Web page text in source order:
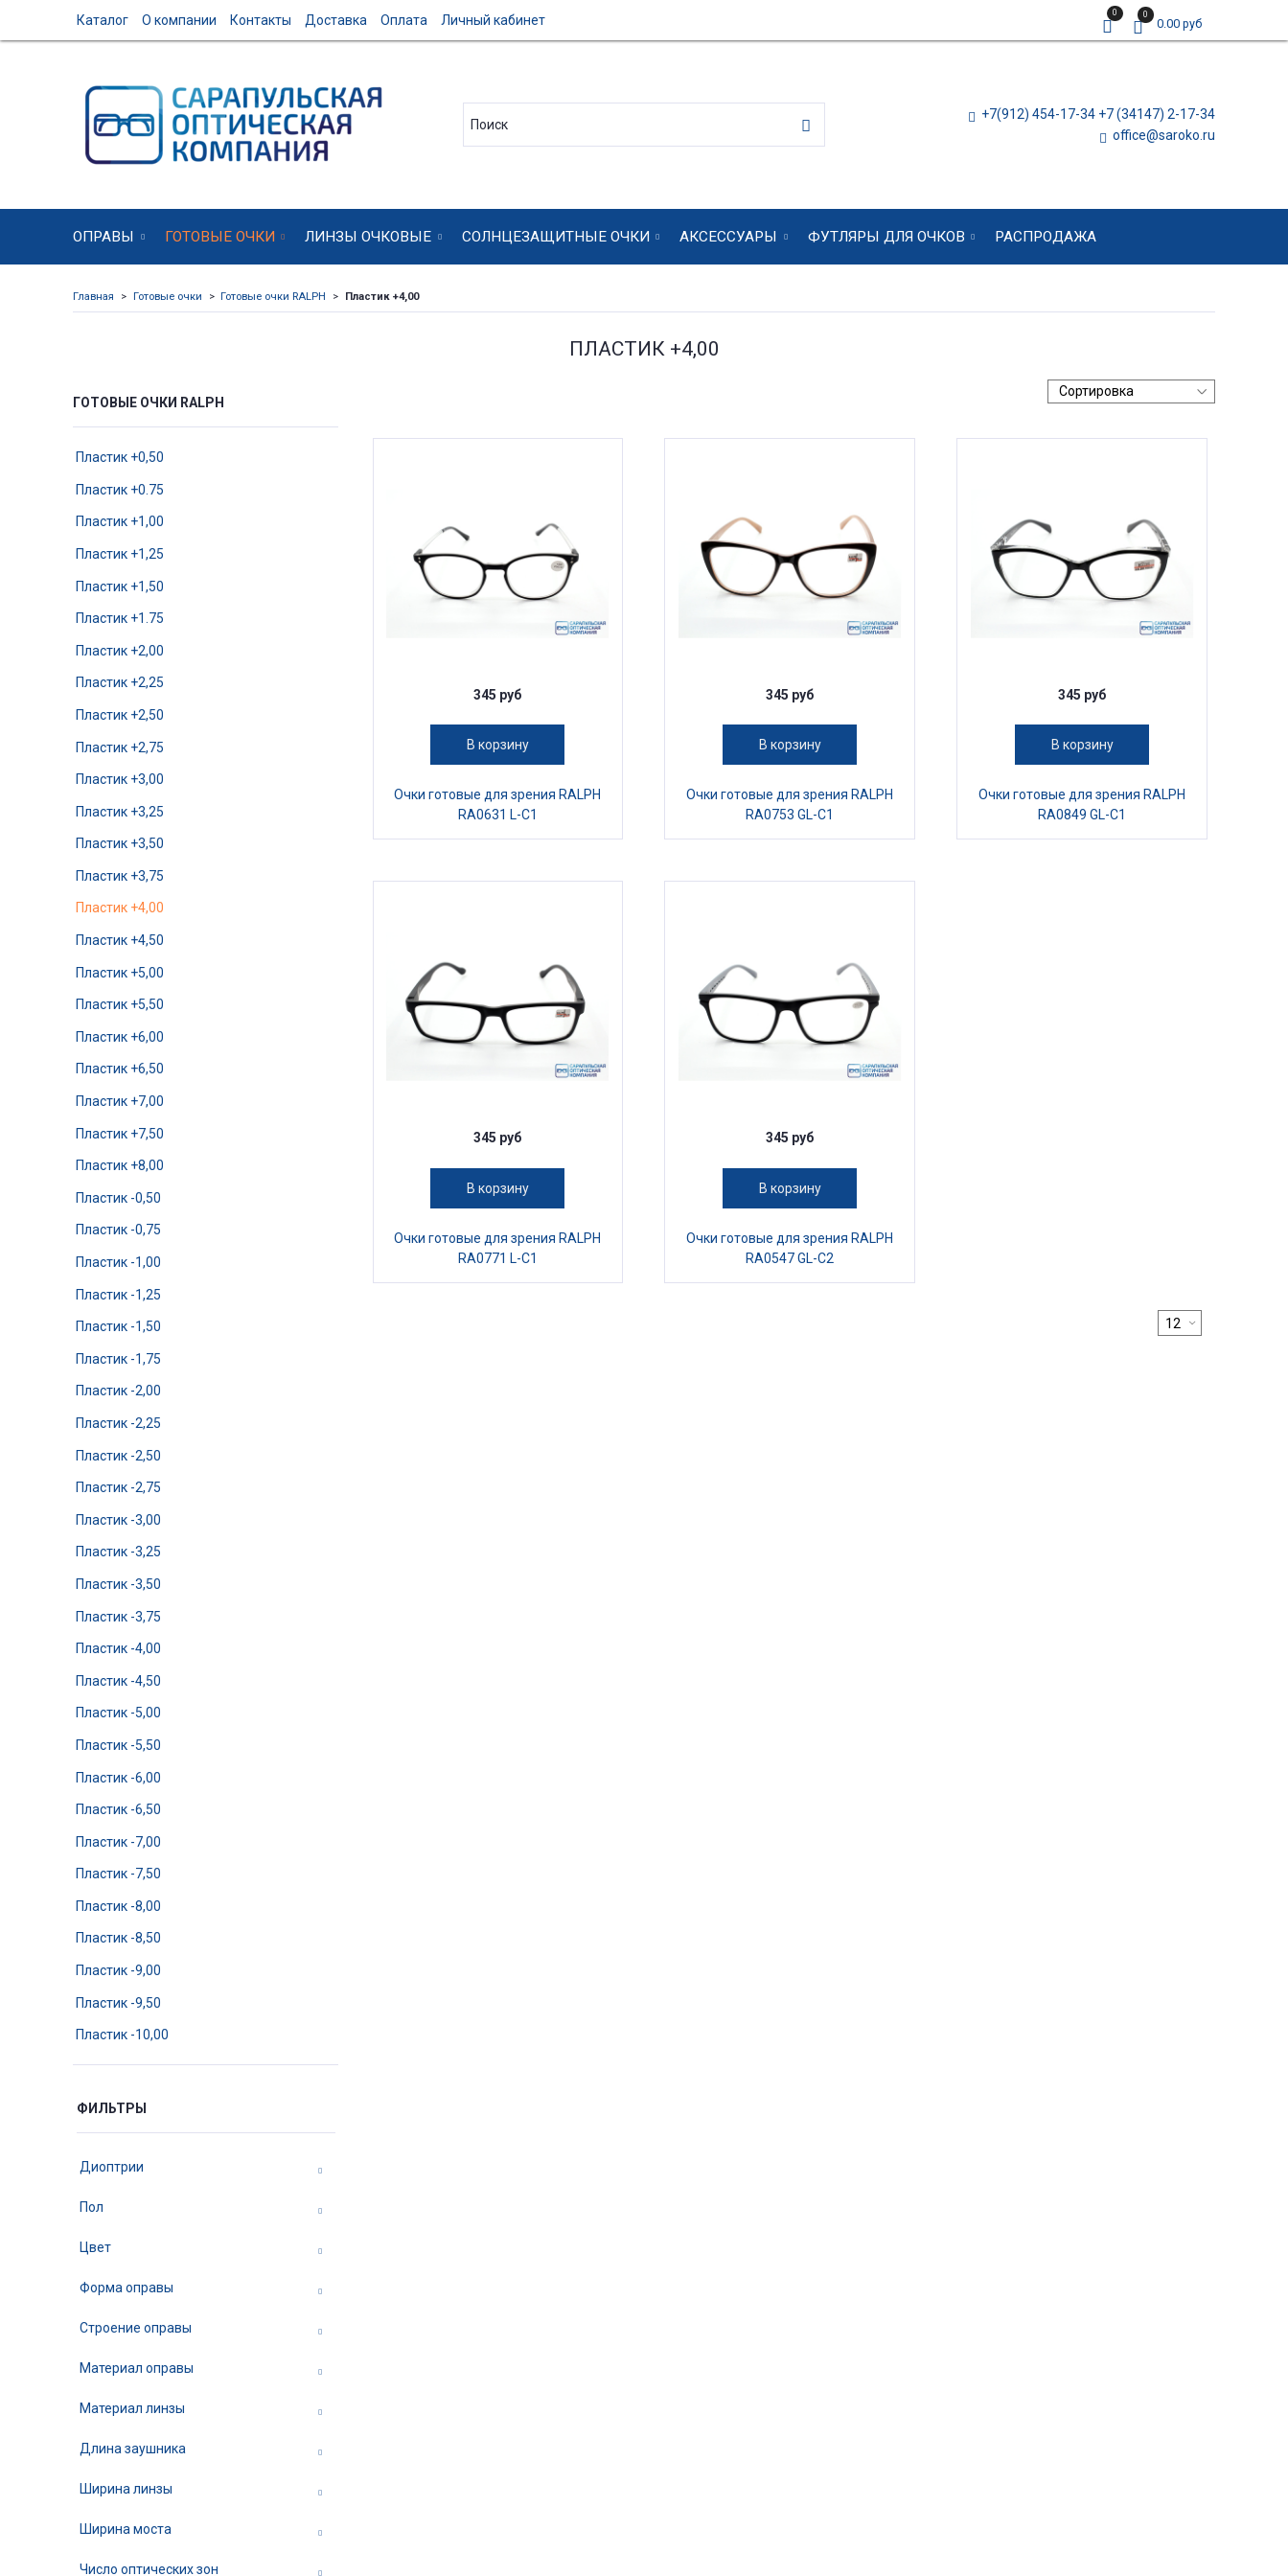
Каталог О компании Контакты Доставка Оплата Личный кабинет 0 0
0.00 руб
+7(912) 454-17-34 +7 (34147) 2-17-34
office@saroko.ru
ОПРАВЫ ГОТОВЫЕ ОЧКИ ЛИНЗЫ ОЧКОВЫЕ СОЛНЦЕЗАЩИТНЫЕ ОЧКИ АКСЕССУАРЫ ФУТЛЯРЫ ДЛЯ ОЧКОВ РАСПРОДАЖА
Главная Готовые очки Готовые очки RALPH Пластик +4,00
ПЛАСТИК +4,00
345 руб
В корзину
Очки готовые для зрения RALPH
RA0631 L-C1
345 руб
В корзину
Очки готовые для зрения RALPH
RA0753 GL-C1
345 руб
В корзину
Очки готовые для зрения RALPH
RA0849 GL-C1
345 руб
В корзину
Очки готовые для зрения RALPH
RA0771 L-C1
345 руб
В корзину
Очки готовые для зрения RALPH
RA0547 GL-C2
ГОТОВЫЕ ОЧКИ RALPH
Пластик +0,50
Пластик +0.75
Пластик +1,00
Пластик +1,25
Пластик +1,50
Пластик +1.75
Пластик +2,00
Пластик +2,25
Пластик +2,50
Пластик +2,75
Пластик +3,00
Пластик +3,25
Пластик +3,50
Пластик +3,75
Пластик +4,00
Пластик +4,50
Пластик +5,00
Пластик +5,50
Пластик +6,00
Пластик +6,50
Пластик +7,00
Пластик +7,50
Пластик +8,00
Пластик -0,50
Пластик -0,75
Пластик -1,00
Пластик -1,25
Пластик -1,50
Пластик -1,75
Пластик -2,00
Пластик -2,25
Пластик -2,50
Пластик -2,75
Пластик -3,00
Пластик -3,25
Пластик -3,50
Пластик -3,75
Пластик -4,00
Пластик -4,50
Пластик -5,00
Пластик -5,50
Пластик -6,00
Пластик -6,50
Пластик -7,00
Пластик -7,50
Пластик -8,00
Пластик -8,50
Пластик -9,00
Пластик -9,50
Пластик -10,00
ФИЛЬТРЫ
Диоптрии
Пол
Цвет
Форма оправы
Строение оправы
Материал оправы
Материал линзы
Длина заушника
Ширина линзы
Ширина моста
Число оптических зон